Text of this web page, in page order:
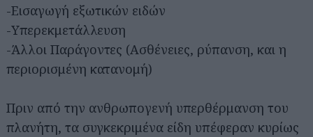
-Εισαγωγή εξωτικών ειδών
-Υπερεκμετάλλευση
-Άλλοι Παράγοντες (Ασθένειες, ρύπανση, και η
περιορισμένη κατανομή)
Πριν από την ανθρωπογενή υπερθέρμανση του
πλανήτη, τα συγκεκριμένα είδη υπέφεραν κυρίως